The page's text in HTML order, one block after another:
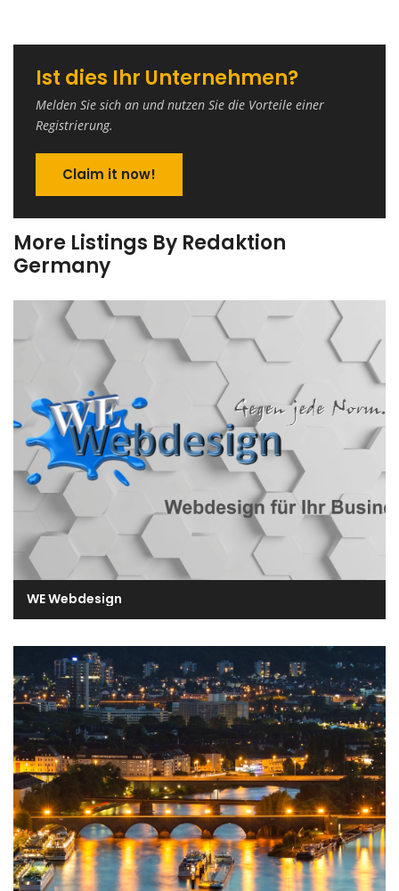
Ist dies Ihr Unternehmen?
Melden Sie sich an und nutzen Sie die Vorteile einer
Registrierung.
Claim it now!
More Listings By Redaktion
Germany
WE Webdesign